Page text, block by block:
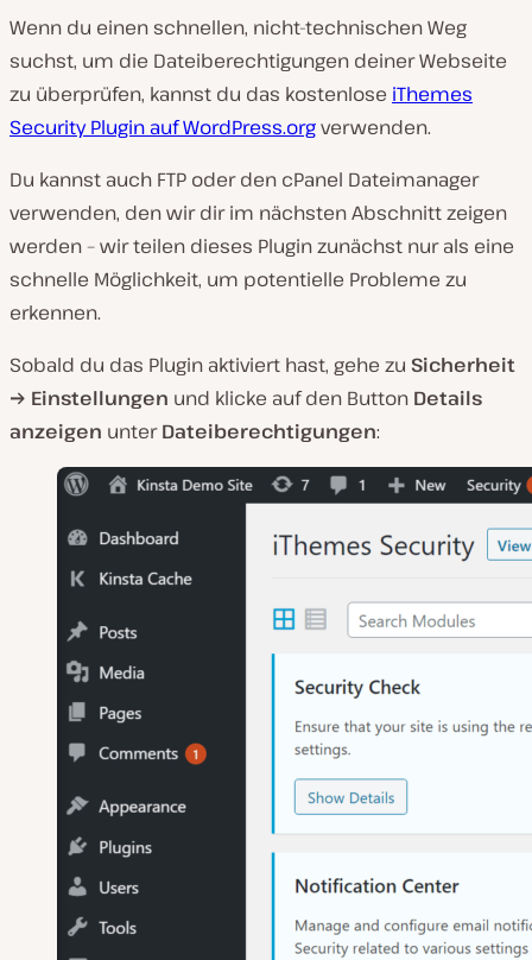
Wenn du einen schnellen, nicht-technischen Weg
suchst, um die Dateiberechtigungen deiner Webseite
zu überprüfen, kannst du das kostenlose iThemes
Security Plugin auf WordPress.orgverwenden.
Du kannst auch FTP oder den cPanel Dateimanager
verwenden, den wir dir im nächsten Abschnitt zeigen
werden – wir teilen dieses Plugin zunächst nur als eine
schnelle Möglichkeit, um potentielle Probleme zu
erkennen.
Sobald du das Plugin aktiviert hast, gehe zu Sicherheit
→ Einstellungen und klicke auf den Button Details
anzeigen unterDateiberechtigungen: